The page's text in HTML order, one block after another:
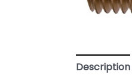
Description